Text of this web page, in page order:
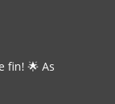
fin! 🌟 As